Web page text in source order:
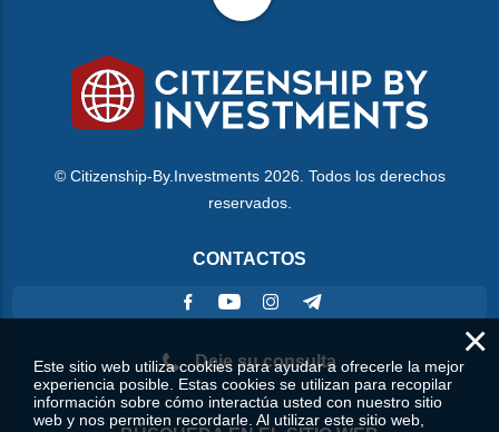
© Citizenship-By.Investments 2026. Todos los derechos
reservados.
CONTACTOS
Deje su consulta ×
Este sitio web utiliza cookies para ayudar a ofrecerle la mejor
experiencia posible. Estas cookies se utilizan para recopilar
información sobre cómo interactúa usted con nuestro sitio
web y nos permiten recordarle. Al utilizar este sitio web,